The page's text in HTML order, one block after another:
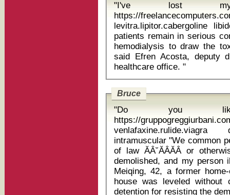
"I've lost
https://
levitra.lipitor.cabergoline libido max dosis
patients remain in serious
hemodialysis to draw the
said Efren Acosta, deputy
healthcare office. "
Bruce
"Do you
https://
intramuscular "We common people have not yet felt what is the rule
of law ĂÂ˘ĂÂĂÂ or
demolished, and my person
Meiqing, 42, a former
house was leveled without